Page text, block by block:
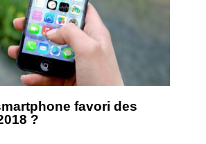
favori des
?